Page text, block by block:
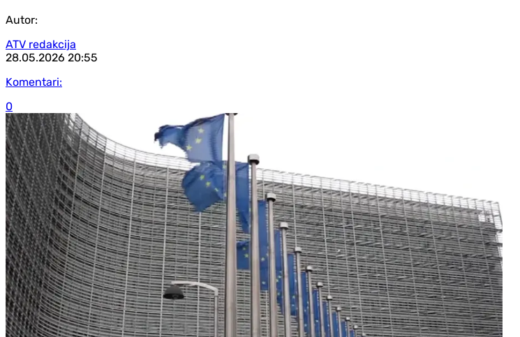
Autor:
ATV redakcija
28.05.2026 20:55
Komentari:
0